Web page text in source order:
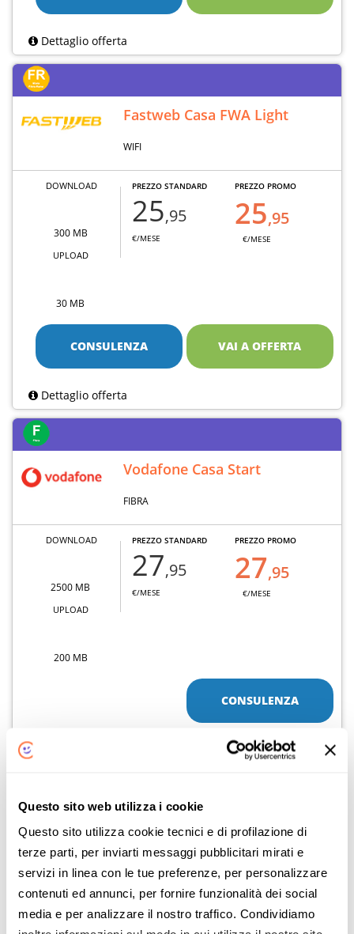
Questo sito web utilizza i cookie
Questo sito utilizza cookie tecnici e di profilazione di
terze parti, per inviarti messaggi pubblicitari mirati e
servizi in linea con le tue preferenze, per personalizzare
contenuti ed annunci, per fornire funzionalità dei social
media e per analizzare il nostro traffico. Condividiamo
Dettaglio offerta
Fastweb Casa FWA Light
WIFI
DOWNLOAD
300 MB
UPLOAD
30 MB
PREZZO STANDARD
25,95
€/MESE
PREZZO PROMO
25,95
€/MESE
VAI A OFFERTA
CONSULENZA
Dettaglio offerta
Vodafone Casa Start
FIBRA
DOWNLOAD
2500 MB
UPLOAD
200 MB
PREZZO STANDARD
27,95
€/MESE
PREZZO PROMO
27,95
€/MESE
CONSULENZA
Sky Wifi
FIBRA
DOWNLOAD DOPO 12 MESI
29,90
PREZZO PROMO
22,90